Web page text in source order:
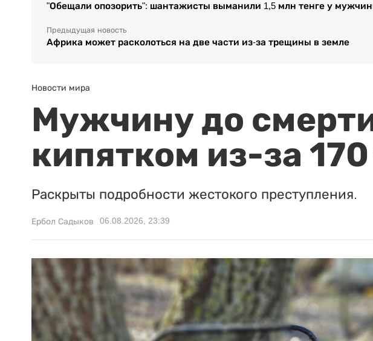
"Обещали опозорить": шантажисты выманили 1,5 млн тенге у
Предыдущая новость
Африка может расколоться на две части из-за трещины в земле
Новости мира
Мужчину до
кипятком из-за
Раскрыты подробности жестокого преступления.
Ербол Садыков 06.08.2026, 23:39